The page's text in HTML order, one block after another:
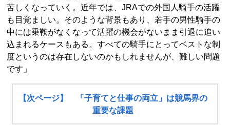
苦しくなっていく。近年では、JRAでの外国人騎手の活躍
も目覚ましい。そのような背景もあり、若手の男性騎手の
中には乗鞍がなくなって活躍の機会がないまま引退に追い
込まれるケースもある。すべての騎手にとってベストな制
度というのは存在しないのかもしれませんが、難しい問題
です」
【次ページ】 「子育てと仕事の両立」は競馬界の
重要な課題